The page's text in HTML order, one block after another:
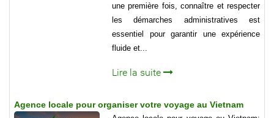
une première fois, connaître et respecter
les démarches administratives est
essentiel pour garantir une expérience
fluide et...
Lire la suite
Agence locale pour organiser votre voyage au Vietnam